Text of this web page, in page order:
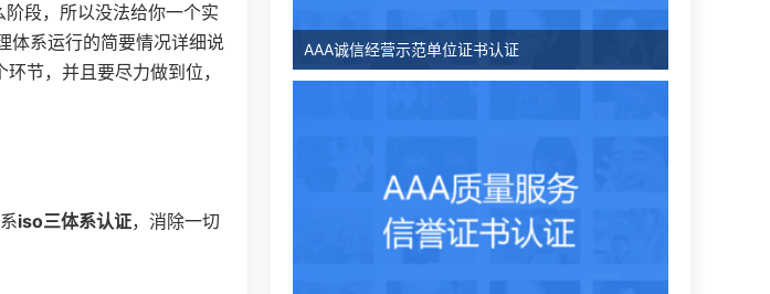
段，所以没法给你一个实
体系运行的简要情况详细说
节，并且要尽力做到位，
iso三体系认证，消除一切
AAA诚信经营示范单位证书认证